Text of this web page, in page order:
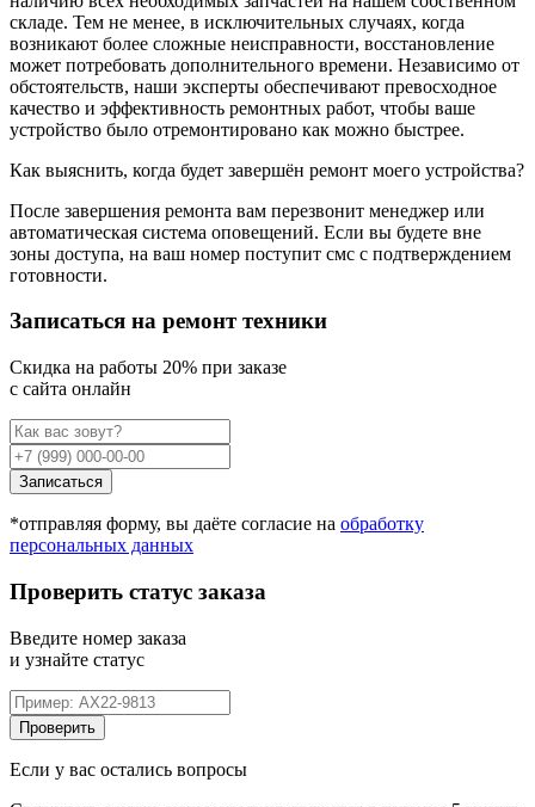
складе. Тем не менее, в исключительных случаях, когда
возникают более сложные неисправности, восстановление
может потребовать дополнительного времени. Независимо от
обстоятельств, наши эксперты обеспечивают превосходное
качество и эффективность ремонтных работ, чтобы ваше
устройство было отремонтировано как можно быстрее.
Как выяснить, когда будет завершён ремонт моего устройства?
После завершения ремонта вам перезвонит менеджер или
автоматическая система оповещений. Если вы будете вне
зоны доступа, на ваш номер поступит смс с подтверждением
готовности.
Записаться на ремонт техники
Cкидка на работы 20% при заказе
с сайта онлайн
Записаться
*отправляя форму, вы даёте согласие на обработку
персональных данных
Проверить статус заказа
Введите номер заказа
и узнайте статус
Проверить
Если у вас остались вопросы